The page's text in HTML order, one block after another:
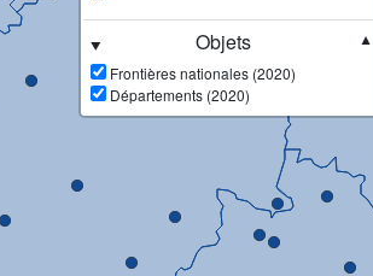
Objets
▼
Frontières nationales (2020)
Départements (2020)